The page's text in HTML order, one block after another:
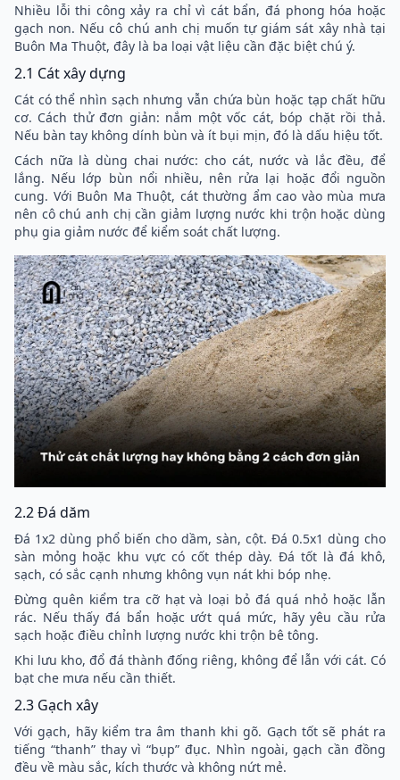
Nhiều lỗi thi công xảy ra chỉ vì cát bẩn, đá phong hóa hoặc
gạch non. Nếu cô chú anh chị muốn tự giám sát xây nhà tại
Buôn Ma Thuột, đây là ba loại vật liệu cần đặc biệt chú ý.
2.1 Cát xây dựng
Cát có thể nhìn sạch nhưng vẫn chứa bùn hoặc tạp chất hữu
cơ. Cách thử đơn giản: nắm một vốc cát, bóp chặt rồi thả.
Nếu bàn tay không dính bùn và ít bụi mịn, đó là dấu hiệu tốt.
Cách nữa là dùng chai nước: cho cát, nước và lắc đều, để
lắng. Nếu lớp bùn nổi nhiều, nên rửa lại hoặc đổi nguồn
cung. Với Buôn Ma Thuột, cát thường ẩm cao vào mùa mưa
nên cô chú anh chị cần giảm lượng nước khi trộn hoặc dùng
phụ gia giảm nước để kiểm soát chất lượng.
2.2 Đá dăm
Đá 1x2 dùng phổ biến cho dầm, sàn, cột. Đá 0.5x1 dùng cho
sàn mỏng hoặc khu vực có cốt thép dày. Đá tốt là đá khô,
sạch, có sắc cạnh nhưng không vụn nát khi bóp nhẹ.
Đừng quên kiểm tra cỡ hạt và loại bỏ đá quá nhỏ hoặc lẫn
rác. Nếu thấy đá bẩn hoặc ướt quá mức, hãy yêu cầu rửa
sạch hoặc điều chỉnh lượng nước khi trộn bê tông.
Khi lưu kho, đổ đá thành đống riêng, không để lẫn với cát. Có
bạt che mưa nếu cần thiết.
2.3 Gạch xây
Với gạch, hãy kiểm tra âm thanh khi gõ. Gạch tốt sẽ phát ra
tiếng “thanh” thay vì “bụp” đục. Nhìn ngoài, gạch cần đồng
đều về màu sắc, kích thước và không nứt mẻ.